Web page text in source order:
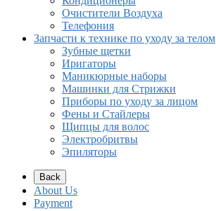
Очистители Воздуха
Телефония
Запчасти к технике по уходу за телом
Зубные щетки
Иригаторы
Маникюрные наборы
Машинки для Стрижки
Приборы по уходу за лицом
Фены и Стайлеры
Щипцы для волос
Электробритвы
Эпиляторы
Back
About Us
Payment